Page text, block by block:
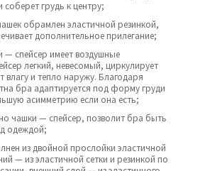
соберет грудь к центру;
обрамлен эластичной резинкой,
дополнительное прилегание;
спейсер имеет воздушные
легкий, невесомый, циркулирует
влагу и тепло наружу. Благодаря
бра адаптируется под форму груди
асимметрию если она есть;
чашки — спейсер, позволит бра быть
одеждой;
из двойной прослойки эластичной
— из эластичной сетки и резинкой по